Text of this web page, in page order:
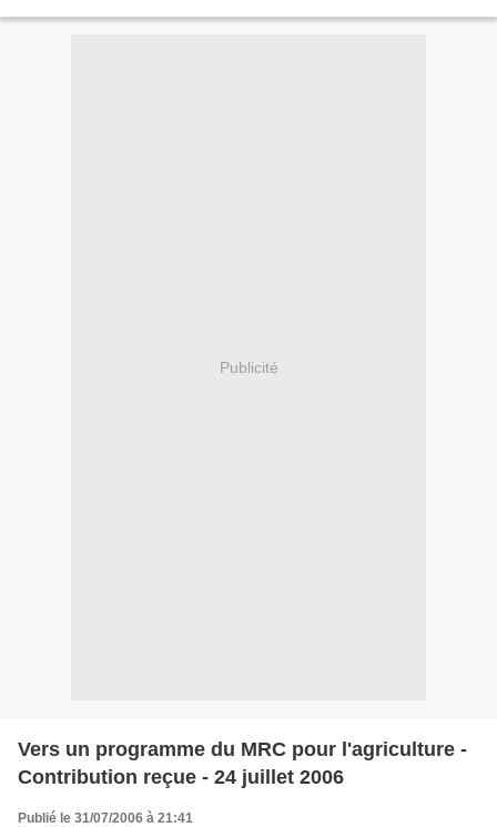
Publicité
Vers un programme du MRC pour l'agriculture -
Contribution reçue - 24 juillet 2006
Publié le 31/07/2006 à 21:41